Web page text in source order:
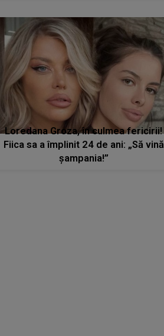
Loredana Groza, în culmea fericirii!
Fiica sa a împlinit 24 de ani: „Să vină
șampania!”